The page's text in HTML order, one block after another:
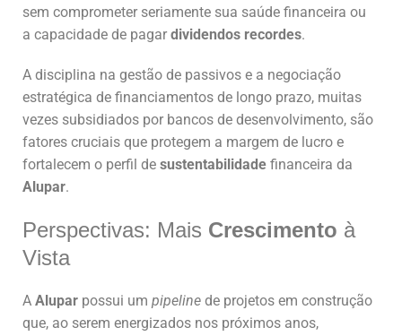
sem comprometer seriamente sua saúde financeira ou
a capacidade de pagar dividendos recordes.
A disciplina na gestão de passivos e a negociação
estratégica de financiamentos de longo prazo, muitas
vezes subsidiados por bancos de desenvolvimento, são
fatores cruciais que protegem a margem de lucro e
fortalecem o perfil de sustentabilidade financeira da
Alupar.
Perspectivas: Mais Crescimento à
Vista
A Alupar possui um pipeline de projetos em construção
que, ao serem energizados nos próximos anos,